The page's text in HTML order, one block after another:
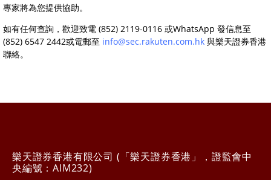
專家將為您提供協助。
如有任何查詢，歡迎致電 (852) 2119-0116 或WhatsApp 發信息至
(852) 6547 2442或電郵至 info@sec.rakuten.com.hk 與樂天證券香港
聯絡。
樂天證券香港有限公司 (「樂天證券香港」，證監會中
央編號：AIM232)